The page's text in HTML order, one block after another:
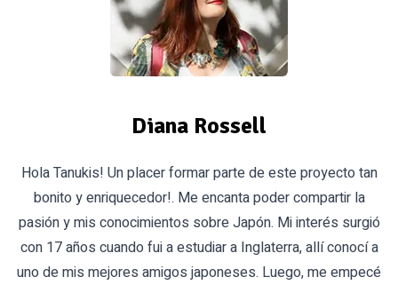
Diana Rossell
Hola Tanukis! Un placer formar parte de este proyecto tan
bonito y enriquecedor!. Me encanta poder compartir la
pasión y mis conocimientos sobre Japón. Mi interés surgió
con 17 años cuando fui a estudiar a Inglaterra, allí conocí a
uno de mis mejores amigos japoneses. Luego, me empecé